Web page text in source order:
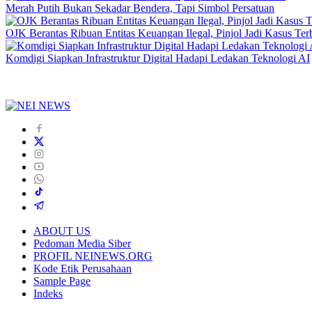
Merah Putih Bukan Sekadar Bendera, Tapi Simbol Persatuan
OJK Berantas Ribuan Entitas Keuangan Ilegal, Pinjol Jadi Kasus
Komdigi Siapkan Infrastruktur Digital Hadapi Ledakan Teknologi AI
ABOUT US
Pedoman Media Siber
PROFIL NEINEWS.ORG
Kode Etik Perusahaan
Sample Page
Indeks